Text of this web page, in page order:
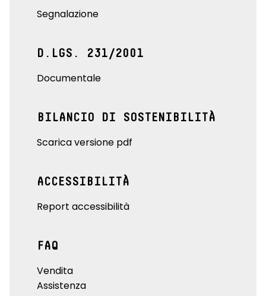
Segnalazione
D.LGS. 231/2001
Documentale
BILANCIO DI SOSTENIBILITÀ
Scarica versione pdf
ACCESSIBILITÀ
Report accessibilità
FAQ
Vendita
Assistenza